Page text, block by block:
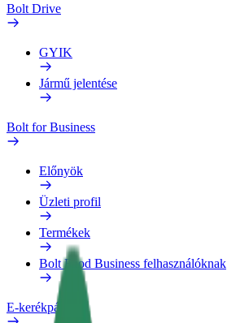
Bolt Drive
GYIK
Jármű jelentése
Bolt for Business
Előnyök
Üzleti profil
Termékek
Bolt Food Business felhasználóknak
E-kerékpárok